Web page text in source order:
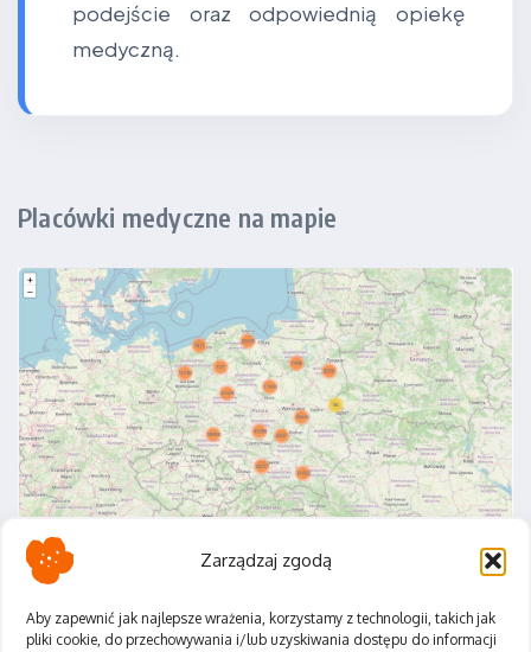
Zarządzaj zgodą
Aby zapewnić jak najlepsze wrażenia, korzystamy z technologii, takich jak
pliki cookie, do przechowywania i/lub uzyskiwania dostępu do informacji
podejście oraz odpowiednią opiekę
medyczną.
Placówki medyczne na mapie